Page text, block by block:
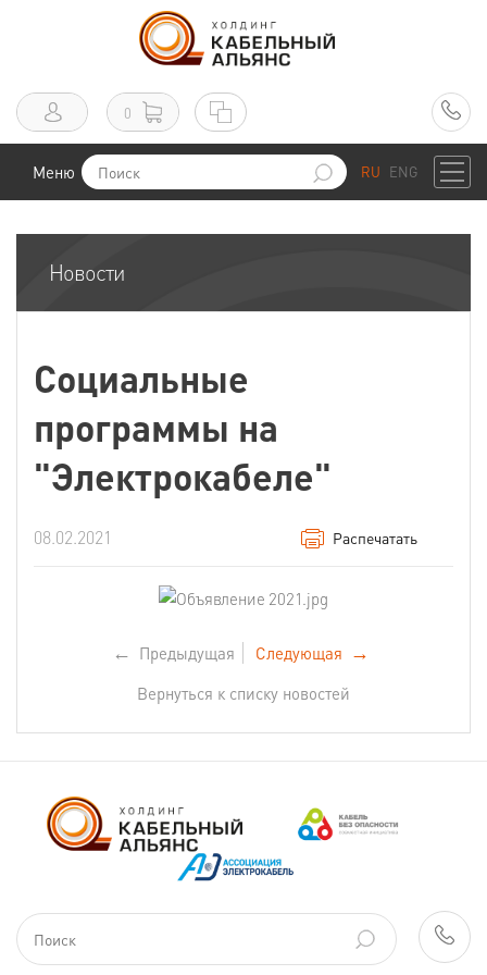
0
Меню RU ENG
Новости
Социальные
программы на
"Электрокабеле"
08.02.2021 Распечатать
← Предыдущая Следующая →
Вернуться к списку новостей